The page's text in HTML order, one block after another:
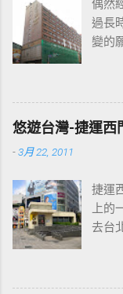
偶然
過長
變的
桃
趴
開始
悠遊台灣-捷運西
-3月 22, 2011
捷運
上的
去台
圖